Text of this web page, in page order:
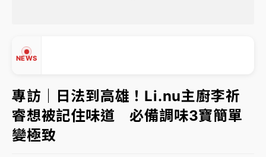
NEWS
「白海豚」雨炸新北！通報109件災情 侯友宜揭這類災
損最多
白海豚挾豪雨狂炸新北！時雨量破百毫米 水塔、雨棚
砸落毀車
最好玩的父親節！「爸氣集合」出發工程冒險島 邀社
福孩童齊暢玩
▼
專訪｜日法到高雄！Li.nu主廚李祈
睿想被記住味道 必備調味3寶簡單
變極致